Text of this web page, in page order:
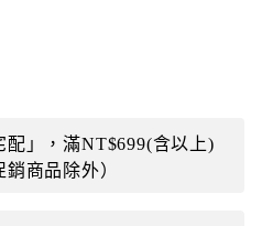
」，滿NT$699(含以上)
商品除外）